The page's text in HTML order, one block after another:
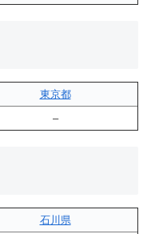
東京都
–
石川県